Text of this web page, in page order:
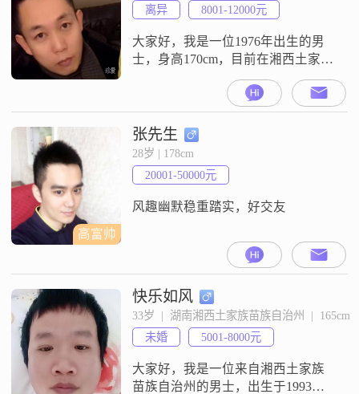
离异
8001-12000元
大家好，我是一位1976年出生的男
士，身高170cm，目前在湘西土家族
苗族自治州工作。我的月收入在
12001到20000元之间，学历是大
专。我性格稳重可靠，对待家庭非
常重视，认为家庭是生活中最重要
的一部分。我一直努力追求事业上
的成功，希望能够给家人提供一个
稳定和舒适的生活环境。在生活
中，我注重实际和现实，喜欢有条
高富帅
张先生
28岁 | 178cm
20001-50000元
风趣幽默稳重踏实，好交友
快乐如风
33岁  |  湖南湘西土家族苗族自治州  |  165cm
未婚
5001-8000元
大家好，我是一位来自湘西土家族
苗族自治州的男士，出生于1993